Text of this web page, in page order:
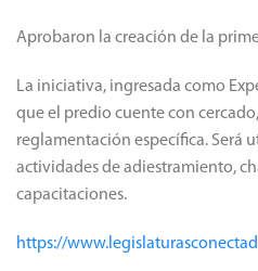
Aprobaron la creación de la
La iniciativa, ingresada como
que el predio cuente con
reglamentación específica. Será
actividades de adiestramiento,
capacitaciones.
https://